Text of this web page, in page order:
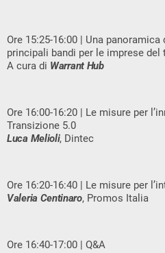
Ore 15:25-16:00 | Una
principali bandi per le imprese del
A cura di Warrant Hub
Ore 16:00-16:20 | Le misure per
Transizione 5.0
Luca Melioli, Dintec
Ore 16:20-16:40 | Le misure per
Valeria Centinaro, Promos Italia
Ore 16:40-17:00 | Q&A